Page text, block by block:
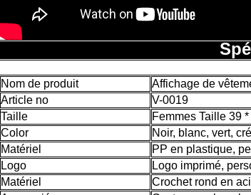
Nom de produit
Affichage de
Article no
V-0019
Taille
Femmes Taille 39
Color
Noir, blanc, vert,
Matériel
PP en plastique,
Logo
Logo imprimé,
Matériel
Crochet rond en